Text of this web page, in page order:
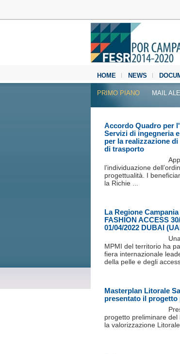
HOME NEWS
MEDIA CENTER
PRIMO PIANO MAIL
Accordo Quadro per
Servizi di ingegneria
per la realizzazione
di trasporto
l’individuazione
progettualità. I
la Richie ...
La Regione Campania
FASHION ACCESS
01/04/2022 DUBAI
MPMI del territorio ha
fiera internazionale
della pelle e degli
Masterplan Litorale
presentato il progetto
progetto preliminare
la valorizzazione